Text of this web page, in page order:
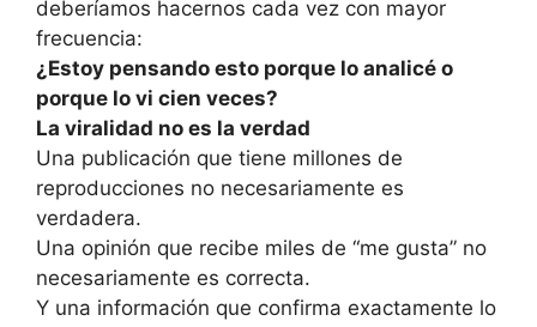
deberíamos hacernos cada vez con mayor
frecuencia:
¿Estoy pensando esto porque lo analicé o
porque lo vi cien veces?
La viralidad no es la verdad
Una publicación que tiene millones de
reproducciones no necesariamente es
verdadera.
Una opinión que recibe miles de “me gusta” no
necesariamente es correcta.
Y una información que confirma exactamente lo